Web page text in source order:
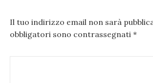
Il tuo indirizzo email non sarà
obbligatori sono contrassegnati *